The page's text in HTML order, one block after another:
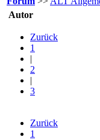
Autor
Zurück
1
|
2
|
3
Zurück
1